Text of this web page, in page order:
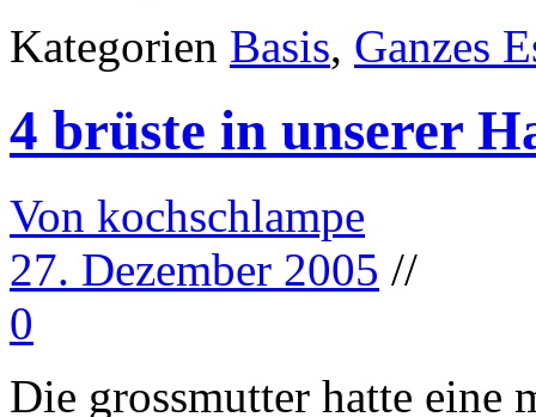
Kategorien Basis, Ganzes
4 brüste in unserer
Von kochschlampe
27. Dezember 2005 //
0
Die grossmutter hatte